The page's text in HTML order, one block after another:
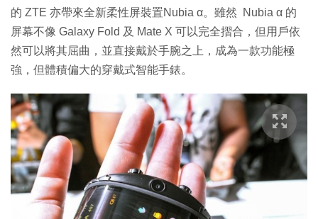
的 ZTE 亦帶來全新柔性屏裝置Nubia α。雖然 Nubia α 的
屏幕不像 Galaxy Fold 及 Mate X 可以完全摺合，但用戶依
然可以將其屈曲，並直接戴於手腕之上，成為一款功能極
強，但體積偏大的穿戴式智能手錶。